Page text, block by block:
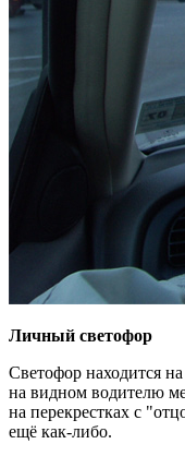
Личный светофор
Светофор находится
на видном водителю
на перекрестках с
ещё как-либо.